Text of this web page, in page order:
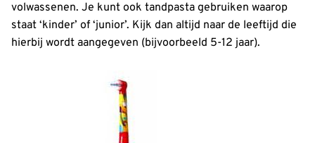
volwassenen. Je kunt ook tandpasta gebruiken waarop
staat ‘kinder’ of ‘junior’. Kijk dan altijd naar de leeftijd die
hierbij wordt aangegeven (bijvoorbeeld 5-12 jaar).